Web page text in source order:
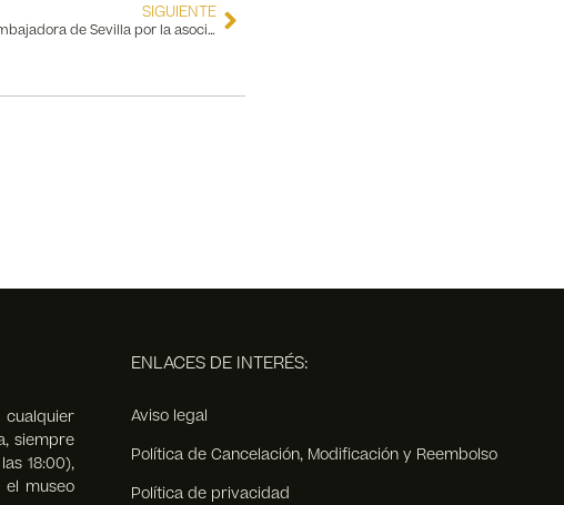
SIGUIENTE
Cristina Hoyos, nombrada Embajadora de Sevilla por la asociación de empresas turísticas Sevilla City Center
siempre
18:00),
museo
ENLACES DE INTERÉS:
Aviso legal
Política de Cancelación, Modificación y Reembolso
Política de privacidad